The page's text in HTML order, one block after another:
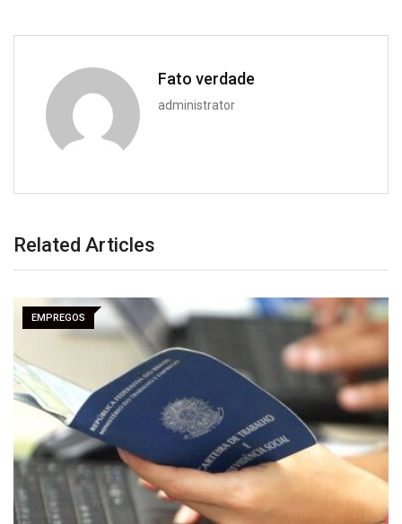
Fato verdade
administrator
Related Articles
EMPREGOS